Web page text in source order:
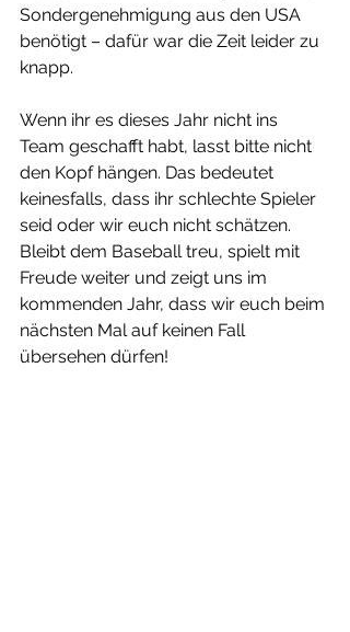
Sondergenehmigung aus den USA
benötigt – dafür war die Zeit leider zu
knapp.
Wenn ihr es dieses Jahr nicht ins
Team geschafft habt, lasst bitte nicht
den Kopf hängen. Das bedeutet
keinesfalls, dass ihr schlechte Spieler
seid oder wir euch nicht schätzen.
Bleibt dem Baseball treu, spielt mit
Freude weiter und zeigt uns im
kommenden Jahr, dass wir euch beim
nächsten Mal auf keinen Fall
übersehen dürfen!